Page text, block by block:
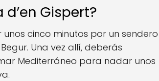
Gispert?
cinco minutos por un sendero
Una vez allí, deberás
Mediterráneo para nadar unos